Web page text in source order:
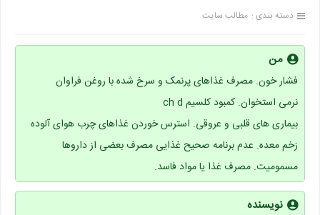
دسته بندی : مطالب سایت
من
فشار خون. مصرف غذاهای پرنمک و سرخ شده با روغن فراوان
نرمی استخوان. کمبود کلسیم ch d
بیماری های قلبی و عروقی. استرس خوردن غذاهای چرب هوای آلوده
زخم معده. عدم برنامه صحیح غذایی مصرف بعضی از داروها
مسمومیت. مصرف غذا یا مواد فاسد.
نویسنده